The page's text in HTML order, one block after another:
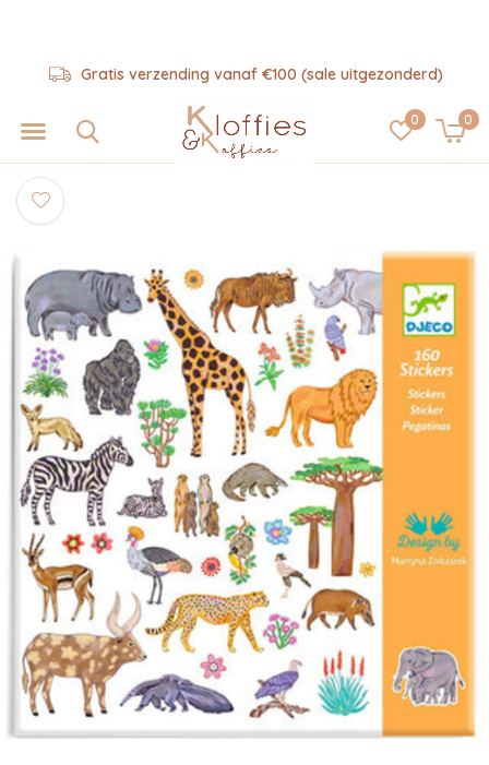
0 0
Gratis verzending vanaf €100 (sale uitgezonderd)